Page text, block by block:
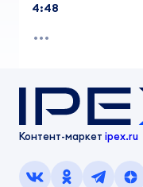
4:48
Контент-маркет ipex.ru